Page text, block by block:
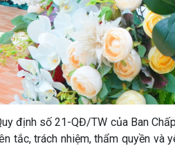
định số 21-QĐ/TW của Ban
tắc, trách nhiệm, thẩm quyền